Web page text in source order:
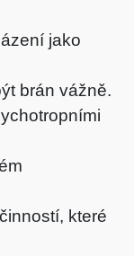
jako
brán vážně.
které